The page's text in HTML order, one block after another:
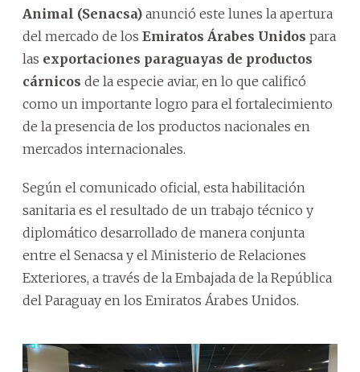
Animal (Senacsa) anunció este lunes la apertura
del mercado de los Emiratos Árabes Unidos para
las exportaciones paraguayas de productos
cárnicos de la especie aviar, en lo que calificó
como un importante logro para el fortalecimiento
de la presencia de los productos nacionales en
mercados internacionales.
Según el comunicado oficial, esta habilitación
sanitaria es el resultado de un trabajo técnico y
diplomático desarrollado de manera conjunta
entre el Senacsa y el Ministerio de Relaciones
Exteriores, a través de la Embajada de la República
del Paraguay en los Emiratos Árabes Unidos.